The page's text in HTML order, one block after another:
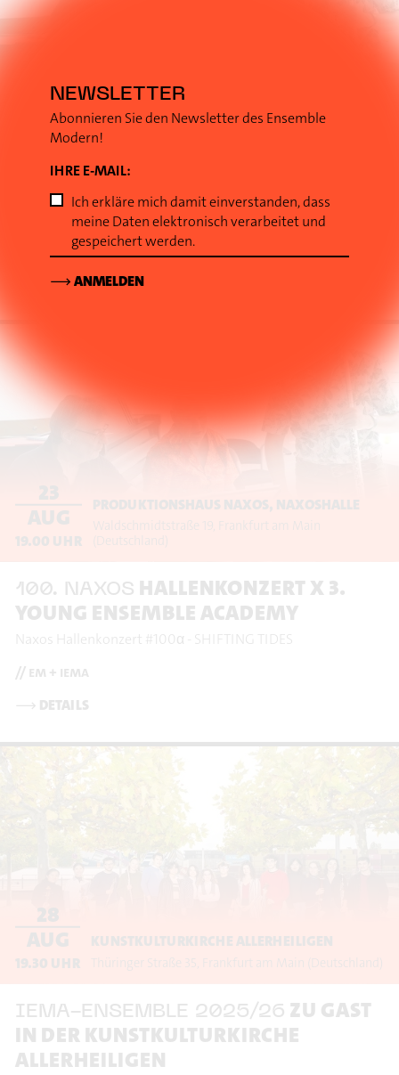
NEWSLETTER
Abonnieren Sie den Newsletter des Ensemble
Modern!
IHRE E-MAIL:
Ich erkläre mich damit einverstanden, dass
meine Daten elektronisch verarbeitet und
gespeichert werden.
⟶ANMELDEN
20
AUG
UHR
FRANZÖSISCH-REFORMIERTE KIRCHE
Herrnstraße 43
ACADEMY
// em + iema
DETAILS
23
AUG
19.00 UHR
PRODUKTIONSHAUS NAXOS, NAXOSHALLE
Waldschmidtstraße 19
Frankfurt am Main
(Deutschland)
100. NAXOS HALLENKONZERT X 3.
YOUNG ENSEMBLE ACADEMY
Naxos Hallenkonzert #100α - SHIFTING TIDES
// em + iema
⟶ DETAILS
28
AUG
19.30 UHR
KUNSTKULTURKIRCHE ALLERHEILIGEN
Thüringer Straße 35 Frankfurt am Main (Deutschland)
IEMA-ENSEMBLE 2025/26 ZU GAST
IN DER KUNSTKULTURKIRCHE
ALLERHEILIGEN